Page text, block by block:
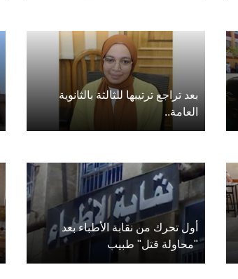
بعد تراجع ترتيبها للثالثة بالثانوية
العامة..
أول تحرك من نقابة الأطباء بعد
"محاولة قتل" طبيب